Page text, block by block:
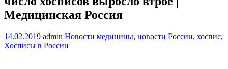
Медицинская Россия
14.02.2019 admin Новости медицины, новости России, хоспис,
Хосписы в России